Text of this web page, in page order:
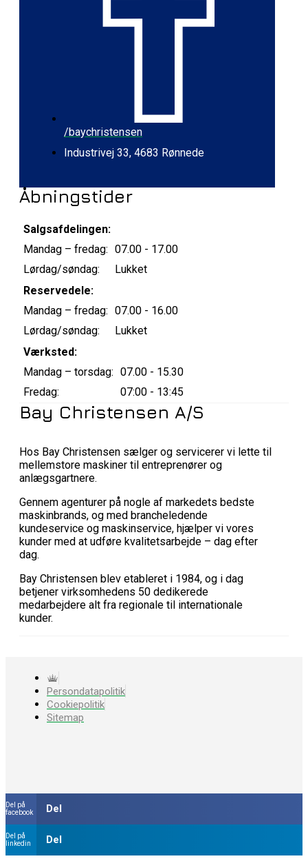
/baychristensen
Industrivej 33, 4683 Rønnede
Åbningstider
Salgsafdelingen:
Mandag – fredag: 07.00 - 17.00
Lørdag/søndag:
Lukket
Reservedele:
Mandag – fredag: 07.00 - 16.00
Lørdag/søndag:
Lukket
Værksted:
Mandag – torsdag: 07.00 - 15.30
Fredag:
07:00 - 13:45
Bay Christensen A/S
Hos Bay Christensen sælger og servicerer vi lette til
mellemstore maskiner til entreprenører og
anlægsgartnere.
Gennem agenturer på nogle af markedets bedste
maskinbrands, og med brancheledende
kundeservice og maskinservice, hjælper vi vores
kunder med at udføre kvalitetsarbejde – dag efter
dag.
Bay Christensen blev etableret i 1984, og i dag
betjener virksomhedens 50 dedikerede
medarbejdere alt fra regionale til internationale
kunder.
Persondatapolitik
Cookiepolitik
Sitemap
Del på
facebook
Del
Del på
linkedin
Del